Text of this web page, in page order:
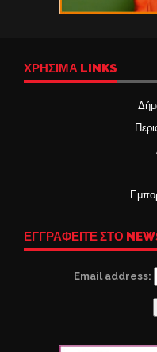
ΧΡΉΣΙΜΑ LINKS
ΕΓΓΡΑΦΕΙΤΕ ΣΤΟ
Email address: